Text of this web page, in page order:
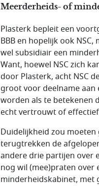
Meerderheids- of
Plasterk bepleit een
BBB en hopelijk ook
wel subsidiair een
Want, hoewel NSC zich
door Plasterk, acht NSC
groot voor deelname
worden als te betekenen
echt vertrouwt of
Duidelijkheid zou moeten
terugtrekken de
andere drie partijen over
nog wil (mee)praten
minderheidskabinet, met